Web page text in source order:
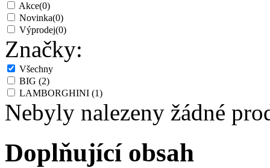
Akce(0)
Novinka(0)
Výprodej(0)
Značky:
Všechny
BIG (2)
LAMBORGHINI (1)
Nebyly nalezeny žádné
Doplňující obsah